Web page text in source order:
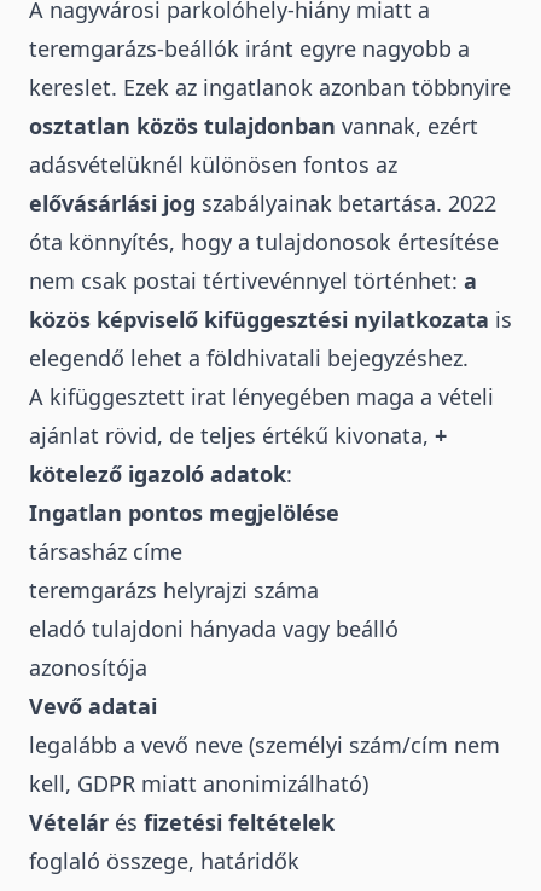
A nagyvárosi parkolóhely-hiány miatt a
teremgarázs-beállók iránt egyre nagyobb a
kereslet. Ezek az ingatlanok azonban többnyire
osztatlan közös tulajdonban vannak, ezért
adásvételüknél különösen fontos az
elővásárlási jog szabályainak betartása. 2022
óta könnyítés, hogy a tulajdonosok értesítése
nem csak postai tértivevénnyel történhet: a
közös képviselő kifüggesztési nyilatkozata is
elegendő lehet a földhivatali bejegyzéshez.
A kifüggesztett irat lényegében maga a vételi
ajánlat rövid, de teljes értékű kivonata, +
kötelező igazoló adatok:
Ingatlan pontos megjelölése
társasház címe
teremgarázs helyrajzi száma
eladó tulajdoni hányada vagy beálló
azonosítója
Vevő adatai
legalább a vevő neve (személyi szám/cím nem
kell, GDPR miatt anonimizálható)
Vételár és fizetési feltételek
foglaló összege, határidők